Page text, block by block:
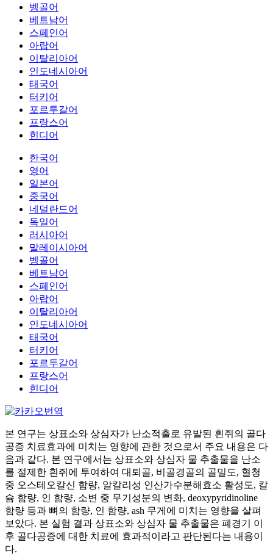
벵골어
베트남어
스페인어
아랍어
이탈리아어
인도네시아어
태국어
터키어
포르투갈어
프랑스어
힌디어
한국어
영어
일본어
중국어
네덜란드어
독일어
러시아어
말레이시아어
벵골어
베트남어
스페인어
아랍어
이탈리아어
인도네시아어
태국어
터키어
포르투갈어
프랑스어
힌디어
본 연구는 상표소와 상심자가 난소적출로 유발된 흰쥐의 골다
공증 치료효과에 미치는 영향에 관한 것으로서 주요 내용은 다
음과 같다. 본 연구에서는 상표소와 상심자 물 추출물을 난소
를 절제한 흰쥐에 투여하여 대퇴골, 비골경골의 골밀도, 혈청
중 오스테오칼신 함량, 알칼리성 인산가수분해효소 활성도, 칼
슘 함량, 인 함량, 소변 중 무기성분의 변화, deoxypyridinoline
함량 등과 뼈의 함량, 인 함량, ash 무게에 미치는 영향을 살펴
보았다. 본 실험 결과 상표소와 상심자 물 추출물은 폐경기 이
후 골다공증에 대한 치료에 효과적이라고 판단된다는 내용이
다.